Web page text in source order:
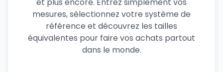
mesures, sélectionnez votre système de
référence et découvrez les tailles
équivalentes pour faire vos achats partout
dans le monde.